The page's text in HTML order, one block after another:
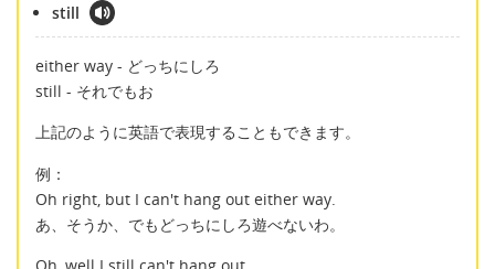
still
either way - どっちにしろ
still - それでもお
上記のように英語で表現することもできます。
例：
Oh right, but I can't hang out either way.
あ、そうか、でもどっちにしろ遊べないわ。